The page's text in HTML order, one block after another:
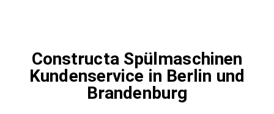
Constructa Spülmaschinen
Kundenservice in Berlin und
Brandenburg